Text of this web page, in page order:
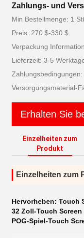
Zahlungs- und
Min Bestellmenge: 1
Preis: 270 $-330 $
Verpackung
Lieferzeit: 3-5
Versorgungsmaterial-
Erhalten Sie
Einzelheiten zum
Produkt
Einzelheiten zum
Hervorheben: Touch
32 Zoll-Touch
POG-Spiel-Touch